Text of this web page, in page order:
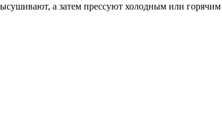
а затем прессуют холодным или